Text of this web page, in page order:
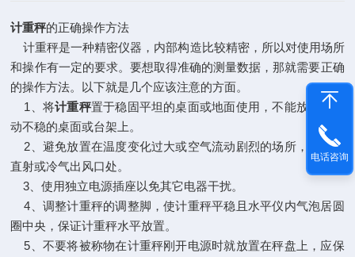
计重秤的正确操作方法
计重秤是一种精密仪器，内部构造比较精密，所以对使用场所
和操作有一定的要求。要想取得准确的测量数据，那就需要正确
的操作方法。以下就是几个应该注意的方面。
1、将计重秤置于稳固平坦的桌面或地面使用，不能放置于震
动不稳的桌面或台架上。
2、避免放置在温度变化过大或空气流动剧烈的场所，如日光
直射或冷气出风口处。
3、使用独立电源插座以免其它电器干扰。
4、调整计重秤的调整脚，使计重秤平稳且水平仪内气泡居圆
圈中央，保证计重秤水平放置。
5、不要将被称物在计重秤刚开电源时就放置在秤盘上，应保
电话咨询